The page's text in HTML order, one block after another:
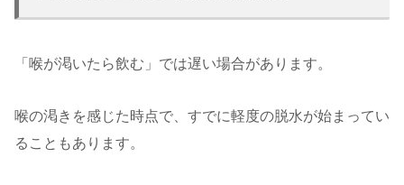
「喉が渇いたら飲む」では遅い場合があります。
喉の渇きを感じた時点で、すでに軽度の脱水が始まってい
ることもあります。